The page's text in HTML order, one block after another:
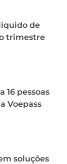
de
trimestre
16 pessoas
Voepass
soluções